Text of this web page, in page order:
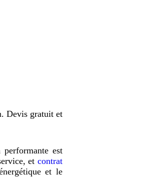
Devis gratuit et
performante est
et contrat
et le